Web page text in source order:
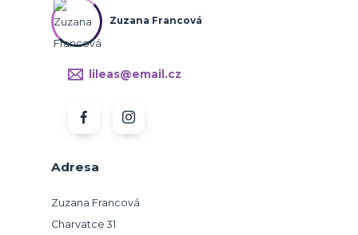
Adresa
Zuzana Francová
Charvatce 31
Zuzana Francová
lileas@email.cz